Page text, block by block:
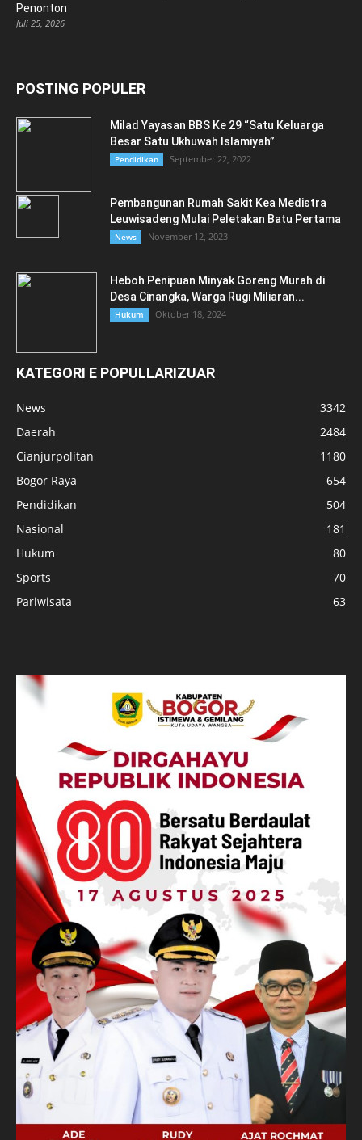
Penonton
Juli 25, 2026
POSTING POPULER
Milad Yayasan BBS Ke 29 “Satu Keluarga
Besar Satu Ukhuwah Islamiyah”
Pendidikan September 22, 2022
Pembangunan Rumah Sakit Kea Medistra
Leuwisadeng Mulai Peletakan Batu Pertama
News November 12, 2023
Heboh Penipuan Minyak Goreng Murah di
Desa Cinangka, Warga Rugi Miliaran...
Hukum Oktober 18, 2024
KATEGORI E POPULLARIZUAR
News
3342
Daerah
2484
Cianjurpolitan
1180
Bogor Raya
654
Pendidikan
504
Nasional
181
Hukum
80
Sports
70
Pariwisata
63